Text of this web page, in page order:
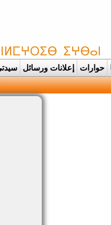
حوارات إعلانات ورسائل سيدتي